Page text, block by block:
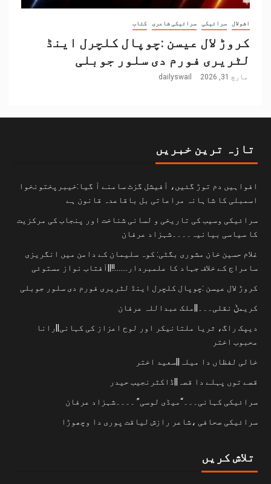
اشولال سرائیکی سرائیکی شاعری کتاب
کروڑ لال عیسن :چوپال کلچرل اینڈ
لٹریری فورم دی سلور جوبلی
مارچ 31, 2026 dailyswail
تازہ ترین خبریں
افواہیں دم توڑ گئیں، آفیشل گزٹ سامنے آ گیا:خیبرپختونخوا
اسمبلی کا شاہانہ مراعاتی بل باقاعدہ قانون ہے
سرائیکی وسیب کی تاریخی و لسانی شناخت اور پنجاب کی مرکزیت
کا سیاسی بیانیہ۔۔۔۔شہزاد عرفان
غلام حسین خان مشوری بگٹی: کوہ سلیمان کے دامن میں انگریزی
سامراج کے خلاف جہاد کا علمبردار…….!!||آفتاب نواز مستوئی
کروڑ لال عیسن :چوپال کلچرل اینڈ لٹریری فورم دی سلور جوبلی
کریمݨ نقلی۔۔۔||ملک عبداللہ عرفان
دیپک راگ، ثریا ملتانیکر اور لوح اعزاز کی کہانی||رانا
محبوب اختر
خالی لفظاں دا میلہ||سعید اختر
قصے توں پہلے دا قصہ||ڈاکٹرنجیب حیدر
سرائیکی کہانی۔۔۔“میڈی لوسی” ۔۔۔۔شہزاد عرفان
سرائیکی صحافی ،شاعر رازش لیاقت پوری دا وچھوڑا
تلاش کریں